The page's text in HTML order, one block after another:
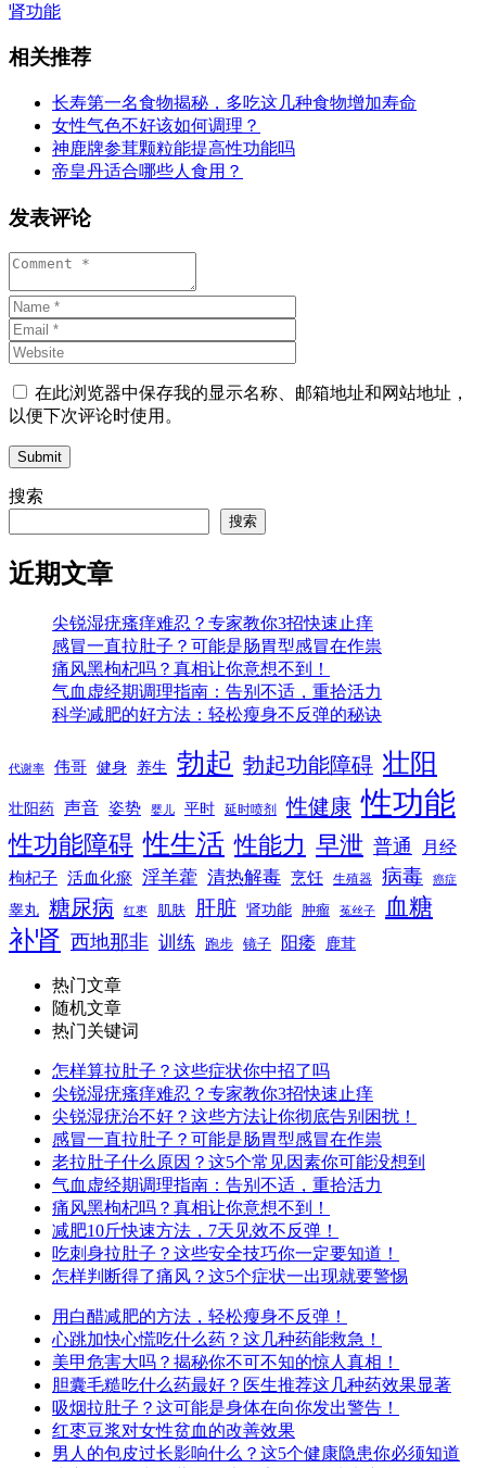
肾功能
相关推荐
长寿第一名食物揭秘，多吃这几种食物增加寿命
女性气色不好该如何调理？
神鹿牌参茸颗粒能提高性功能吗
帝皇丹适合哪些人食用？
发表评论
在此浏览器中保存我的显示名称、邮箱地址和网站地址，
以便下次评论时使用。
Submit
搜索
搜索
近期文章
尖锐湿疣瘙痒难忍？专家教你3招快速止痒
感冒一直拉肚子？可能是肠胃型感冒在作祟
痛风黑枸杞吗？真相让你意想不到！
气血虚经期调理指南：告别不适，重拾活力
科学减肥的好方法：轻松瘦身不反弹的秘诀
代谢率 伟哥 健身 养生 勃起 勃起功能障碍 壮阳
壮阳药 声音 姿势 婴儿 平时 延时喷剂 性健康 性功能
性功能障碍 性生活 性能力 早泄 普通 月经
枸杞子 活血化瘀 淫羊藿 清热解毒 烹饪 生殖器 病毒 癌症
睾丸 糖尿病 红枣 肌肤 肝脏 肾功能 肿瘤 菟丝子 血糖
补肾 西地那非 训练 跑步 镜子 阳痿 鹿茸
热门文章
随机文章
热门关键词
怎样算拉肚子？这些症状你中招了吗
尖锐湿疣瘙痒难忍？专家教你3招快速止痒
尖锐湿疣治不好？这些方法让你彻底告别困扰！
感冒一直拉肚子？可能是肠胃型感冒在作祟
老拉肚子什么原因？这5个常见因素你可能没想到
气血虚经期调理指南：告别不适，重拾活力
痛风黑枸杞吗？真相让你意想不到！
减肥10斤快速方法，7天见效不反弹！
吃刺身拉肚子？这些安全技巧你一定要知道！
怎样判断得了痛风？这5个症状一出现就要警惕
用白醋减肥的方法，轻松瘦身不反弹！
心跳加快心慌吃什么药？这几种药能救急！
美甲危害大吗？揭秘你不可不知的惊人真相！
胆囊毛糙吃什么药最好？医生推荐这几种药效果显著
吸烟拉肚子？这可能是身体在向你发出警告！
红枣豆浆对女性贫血的改善效果
男人的包皮过长影响什么？这5个健康隐患你必须知道